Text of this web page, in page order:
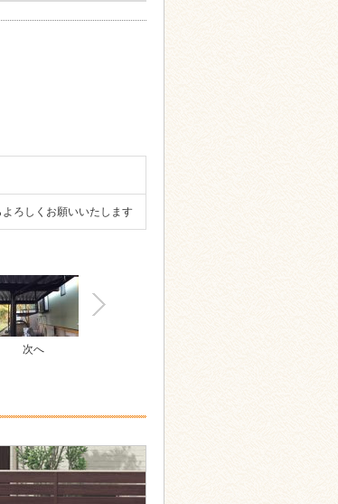
ろしくお願いいたします
次へ